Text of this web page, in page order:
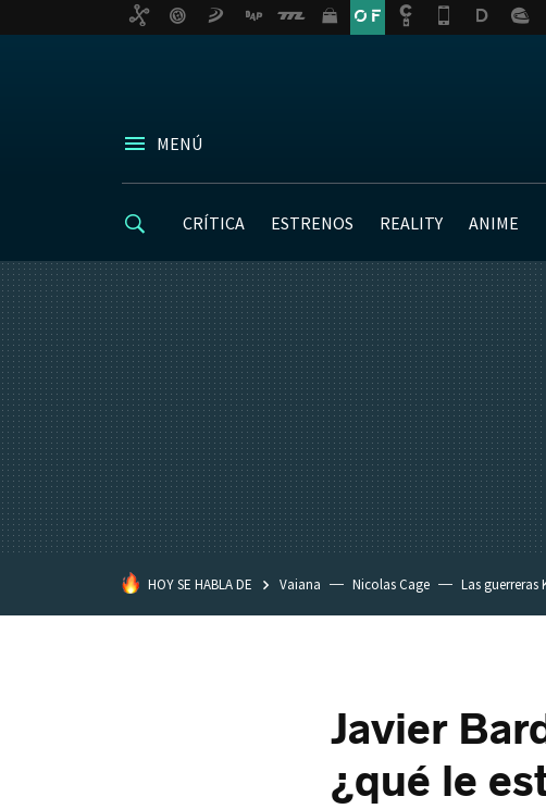
MENÚ
CRÍTICA ESTRENOS REALITY ANIME
HOY SE HABLA DE Vaiana Nicolas Cage Las guerreras
Javier
¿qué le